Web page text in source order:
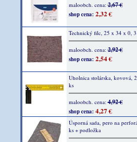
maloobch. cena:2,67 €
shop cena: 2,32 €
Technický filc, 25 x 34 x 0,
maloobch. cena:2,92 €
shop cena: 2,54 €
Uholnica stolárska, kovová,
ks
maloobch. cena:4,92 €
shop cena: 4,27 €
Úsporná sada, pero na
ks + podložka